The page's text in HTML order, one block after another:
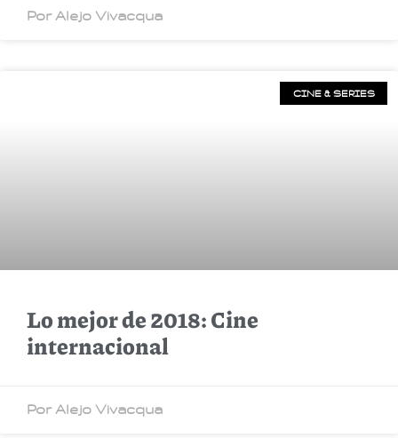
Por Alejo Vivacqua
CINE & SERIES
Lo mejor de 2018: Cine
internacional
Por Alejo Vivacqua